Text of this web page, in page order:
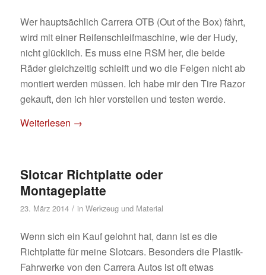
Wer hauptsächlich Carrera OTB (Out of the Box) fährt,
wird mit einer Reifenschleifmaschine, wie der Hudy,
nicht glücklich. Es muss eine RSM her, die beide
Räder gleichzeitig schleift und wo die Felgen nicht ab
montiert werden müssen. Ich habe mir den Tire Razor
gekauft, den ich hier vorstellen und testen werde.
Weiterlesen →
Slotcar Richtplatte oder
Montageplatte
23. März 2014 / in Werkzeug und Material
Wenn sich ein Kauf gelohnt hat, dann ist es die
Richtplatte für meine Slotcars. Besonders die Plastik-
Fahrwerke von den Carrera Autos ist oft etwas